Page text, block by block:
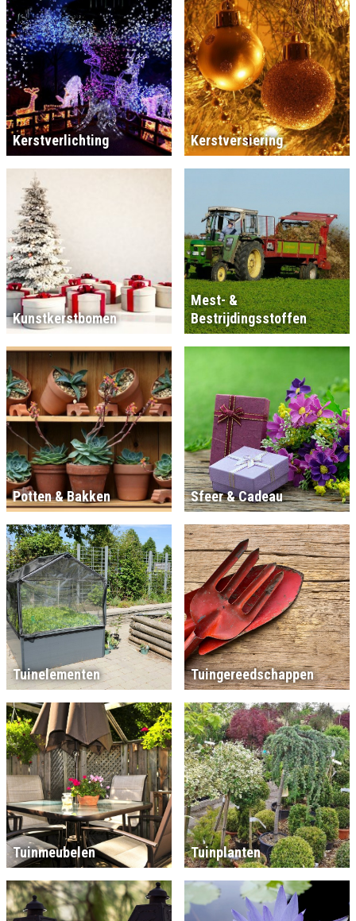
Kerstverlichting Kerstversiering
Kunstkerstbomen
Mest- &
Bestrijdingsstoffen
Potten & Bakken Sfeer & Cadeau
Tuinelementen Tuingereedschappen
Tuinmeubelen Tuinplanten